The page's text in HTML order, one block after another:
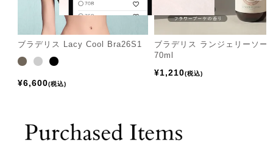
ブラデリス Lacy Cool Bra26S1
¥6,600 税込
ブラデリス ランジェリーソー
70ml
¥1,210 税込